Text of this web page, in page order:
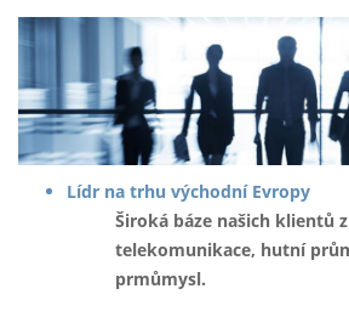
Lídr na trhu východní Evropy
Široká báze našich klientů
telekomunikace, hutní
prmůmysl.